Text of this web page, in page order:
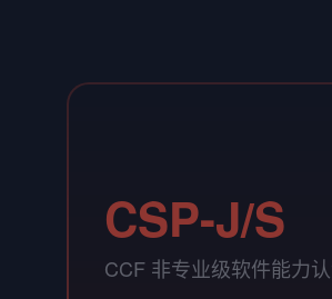
CSP-J/S
CCF 非专业级软件能力